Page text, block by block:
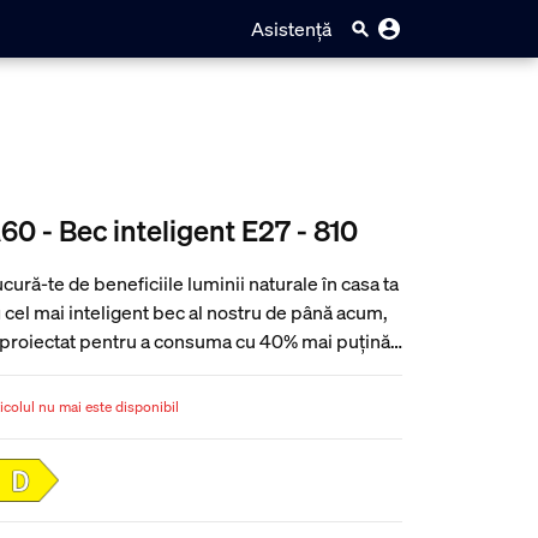
Asistență
- Bec inteligent E27 - 810
te de beneficiile luminii naturale în casa ta
cel mai inteligent bec al nostru de până acum,
pentru a consuma cu 40% mai puțină
și echipat cu lumină albă cu spectru
– reglabilă între nuanțe calde, ca de
dimineața. Apoi, personalizează și
mult luminile cu ajutorul ajustării ultra-ușoare
nu mai este disponibil